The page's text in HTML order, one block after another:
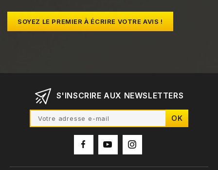
SOYEZ LE PREMIER À ÉCRIRE VOTRE AVIS !
S'INSCRIRE AUX NEWSLETTERS